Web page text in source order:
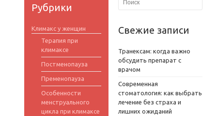
Рубрики
Климакс у женщин
Терапия при
климаксе
Постменопауза
Пременопауза
Особенности
менструального
цикла при климаксе
Свежие записи
Транексам: когда важно
обсудить препарат с
врачом
Современная
стоматология: как выбрать
лечение без страха и
лишних ожиданий